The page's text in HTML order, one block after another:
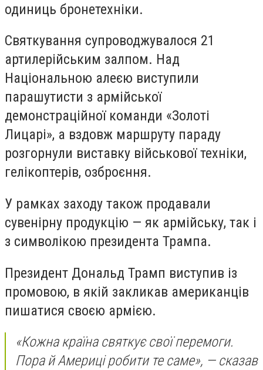
одиниць бронетехніки.
Святкування супроводжувалося 21
артилерійським залпом. Над
Національною алеєю виступили
парашутисти з армійської
демонстраційної команди «Золоті
Лицарі», а вздовж маршруту параду
розгорнули виставку військової техніки,
гелікоптерів, озброєння.
У рамках заходу також продавали
сувенірну продукцію — як армійську, так і
з символікою президента Трампа.
Президент Дональд Трамп виступив із
промовою, в якій закликав американців
пишатися своєю армією.
«Кожна країна святкує свої перемоги.
Пора й Америці робити те саме», — сказав